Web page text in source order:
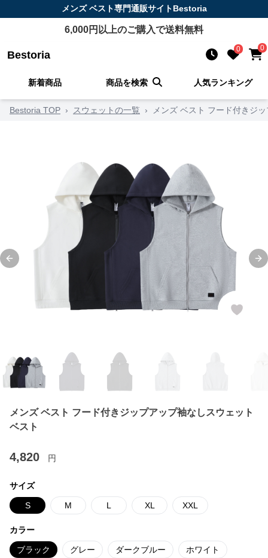
メンズ ベスト専門通販サイトBestoria
6,000円以上のご購入で送料無料
Bestoria 0 0
新着商品 商品を検索 人気ランキング
Bestoria TOP › スウェットの一覧 › メンズ ベスト フード付きジ
Previous slide
メンズ ベスト フード付きジップアップ袖なしスウェット
ベスト
4,820 円
サイズ
S M L XL XXL
カラー
ブラック グレー ダークブルー ホワイト